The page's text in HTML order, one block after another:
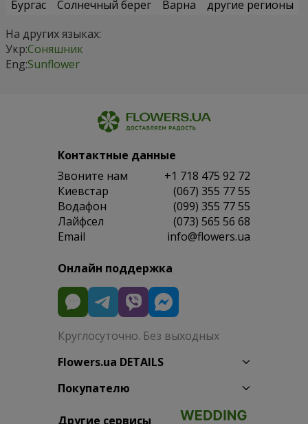
Бургас
Солнечный берег Варна
другие регионы
На других языках:
Укр:Соняшник
Eng:Sunflower
Контактные данные
Звоните нам
+1 718 475 92 72
Киевстар
(067) 355 77 55
Водафон
(099) 355 77 55
Лайфсел
(073) 565 56 68
Email
info@flowers.ua
Онлайн поддержка
Круглосуточно. Без выходных
Flowers.ua DETAILS
Покупателю
Другие сервисы